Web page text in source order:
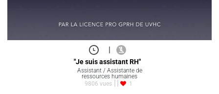
|
"Je suis assistant RH"
Assistant / Assistante de
ressources humaines
9806 vues
1